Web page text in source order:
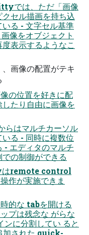
では、ただ「画像
セル描画を持ち込
る - 文字セル基準
像をオブジェクト
表示するようなこ
画像の配置がテキ
位置を好きに配
たり自由に画像を
はマルチカーソル
る - 同時に複数位
- エディタのマルチ
の制御ができる
はremote control
作が実施できま
的な tabを開ける
プは残念な がらな
ンに分割してい ると
加された quick-